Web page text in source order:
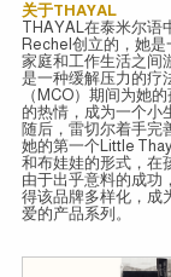
关于THAYAL
THAYAL在泰米尔语
Rechel创立的，她
家庭和工作生活之间
是一种缓解压力的疗
（MCO）期间为她
的热情，成为一个小
随后，雷切尔着手完
她的第一个Little
和布娃娃的形式，在
由于出乎意料的成功
得该品牌多样化，成
爱的产品系列。